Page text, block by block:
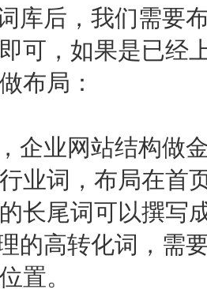
库后，我们需要
可，如果是已经
布局：
企业网站结构做
业词，布局在首
长尾词可以撰写
的高转化词，需
置。